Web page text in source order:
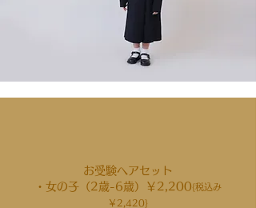
お受験ヘアセット
・女の子（2歳-6歳）￥2,200{税込み
￥2,420}